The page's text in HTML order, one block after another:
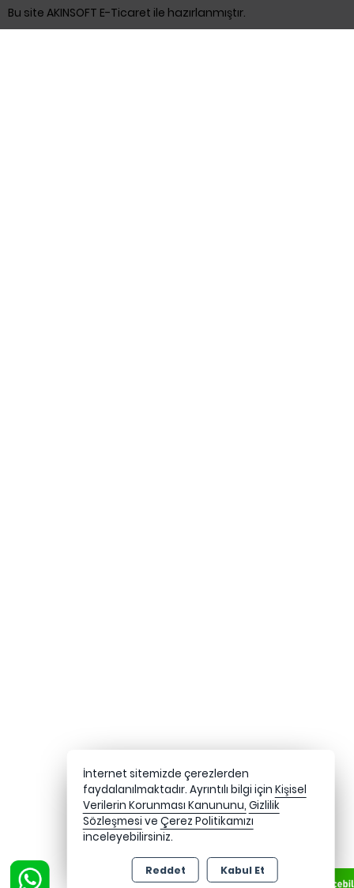
Bu site AKINSOFT E-Ticaret ile hazırlanmıştır.
İnternet sitemizde çerezlerden
faydalanılmaktadır. Ayrıntılı bilgi için Kişisel
Verilerin Korunması Kanununu, Gizlilik
Sözleşmesi ve Çerez Politikamızı
inceleyebilirsiniz.
Reddet Kabul Et